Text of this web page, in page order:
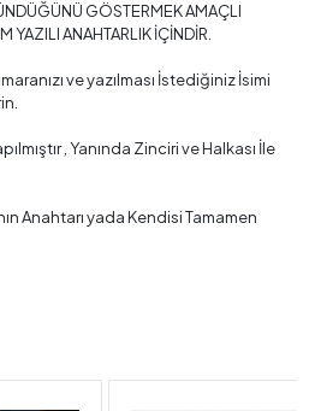
GÖSTERMEK AMAÇLI
YAZILI ANAHTARLIK İÇİNDİR.
ve yazılması İstediğiniz İsimi
, Yanında Zinciri ve Halkası İle
Anahtarı yada Kendisi Tamamen